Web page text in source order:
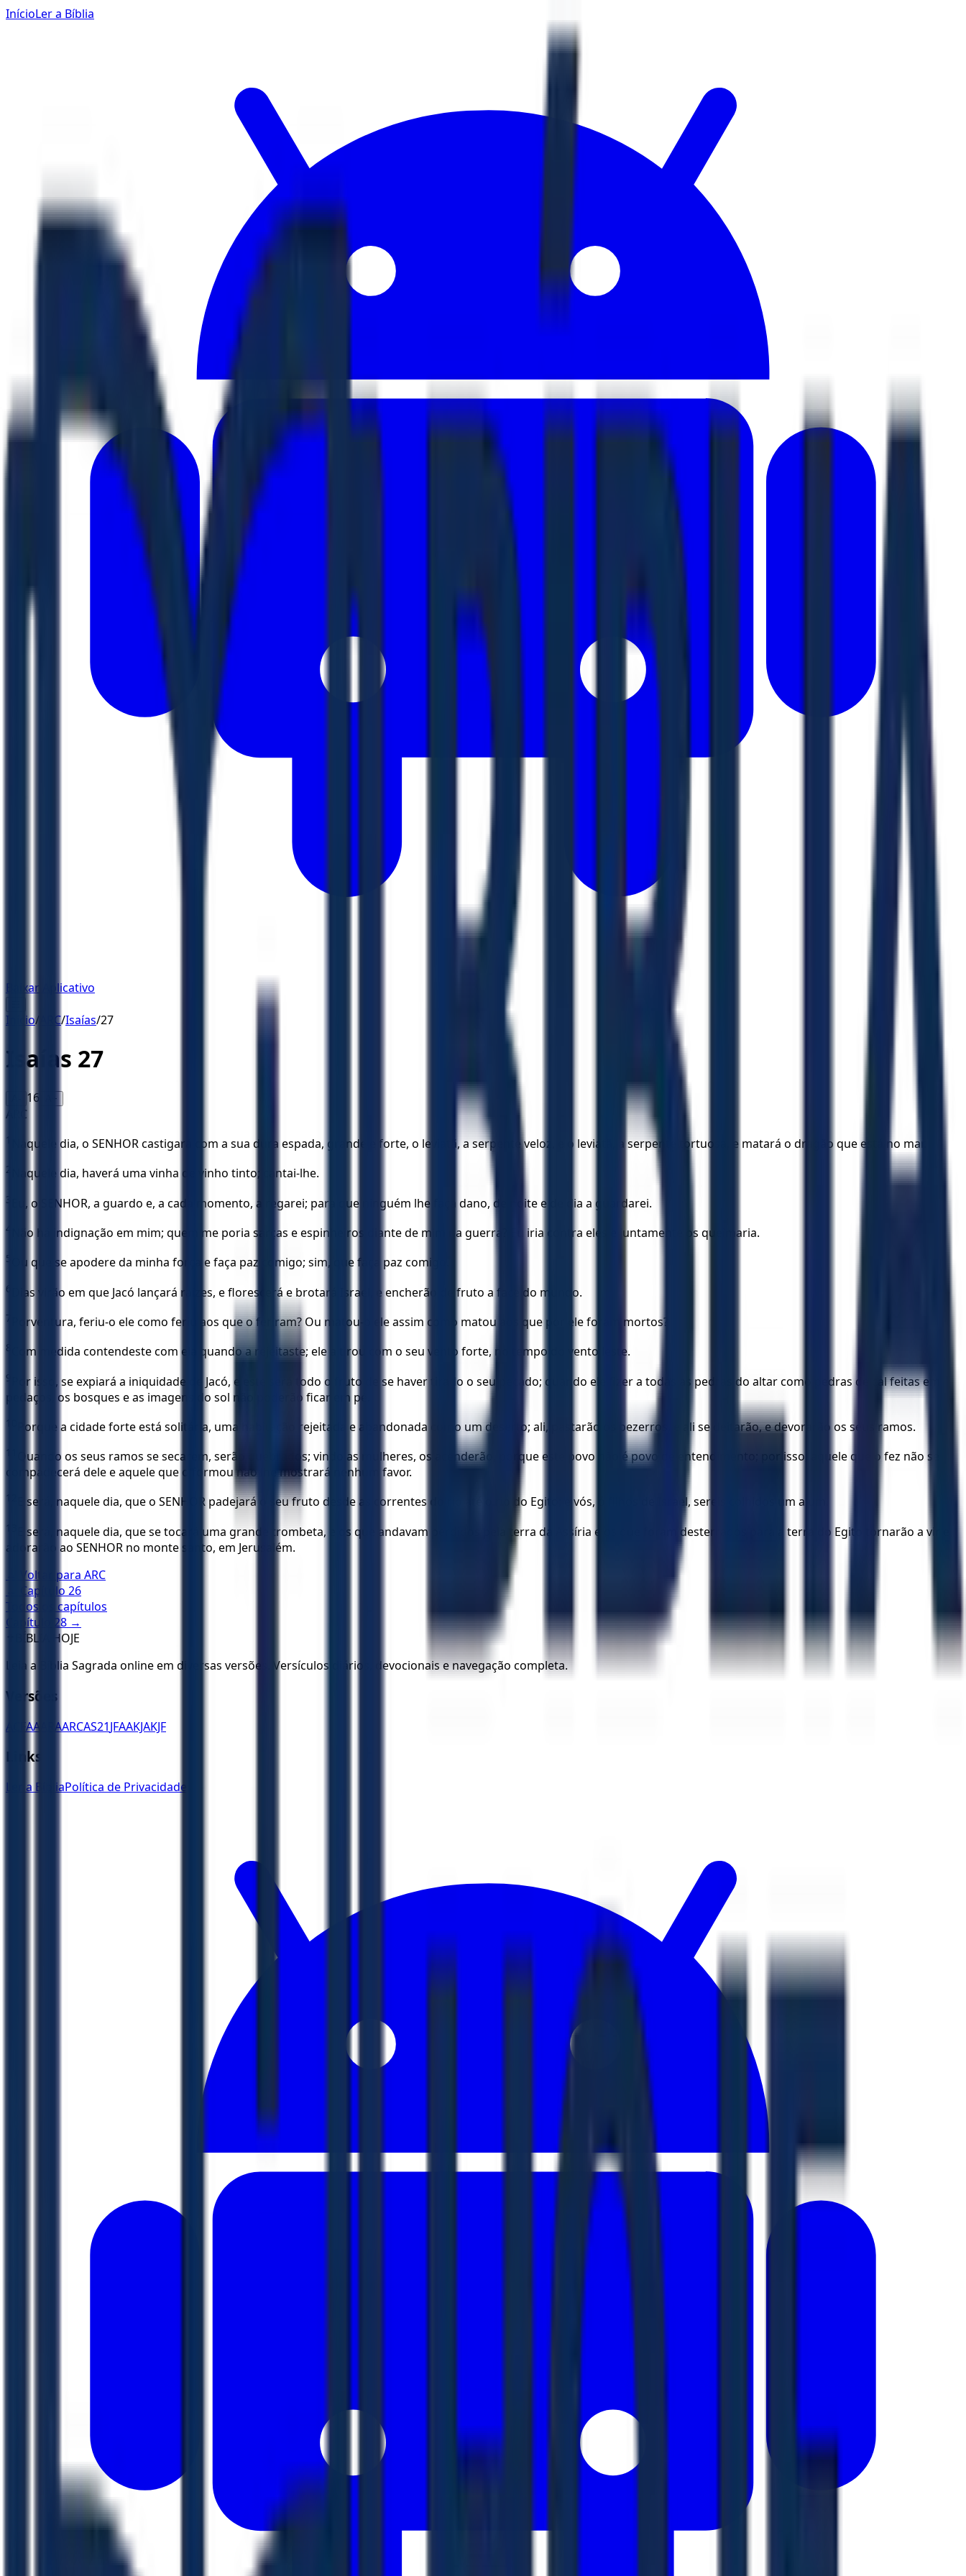
InícioLer a Bíblia
Baixar Aplicativo
Início/ ARC/Isaías/27
Isaías 27
16 A+
ARC
1 Naquele dia, o SENHOR castigará com a sua dura espada, grande e forte, o leviatã, a serpente veloz, e o leviatã, a serpente tortuosa, e matará o dragão que está no mar.
2 Naquele dia, haverá uma vinha de vinho tinto; cantai-lhe.
3 Eu, o SENHOR, a guardo e, a cada momento, a regarei; para que ninguém lhe faça dano, de noite e de dia a guardarei.
4 Não há indignação em mim; quem me poria sarças e espinheiros diante de mim na guerra? Eu iria contra eles e juntamente os queimaria.
5 Ou que se apodere da minha força e faça paz comigo; sim, que faça paz comigo.
6 Dias virão em que Jacó lançará raízes, e florescerá e brotará Israel, e encherão de fruto a face do mundo.
7 Porventura, feriu-o ele como feriu aos que o feriram? Ou matou-o ele assim como matou aos que por ele foram mortos?
8 Com medida contendeste com ela quando a rejeitaste; ele a tirou com o seu vento forte, no tempo do vento leste.
9
Por isso, se expiará a iniquidade de Jacó, e este será todo o fruto de se haver tirado o seu pecado; quando ele fizer a todas as pedras do altar como pedras de cal feitas em
pedaços, os bosques e as imagens do sol não poderão ficar em pé.
10 Porque a cidade forte está solitária, uma habitação rejeitada e abandonada como um deserto; ali, pastarão os bezerros, e ali se deitarão, e devorarão os seus ramos.
11
Quando os seus ramos se secarem, serão quebrados; vindo as mulheres, os acenderão, porque este povo não é povo de entendimento; por isso, aquele que o fez não se
compadecerá dele e aquele que o formou não lhe mostrará nenhum favor.
12 E será, naquele dia, que o SENHOR padejará o seu fruto desde as correntes do rio até o rio do Egito; e vós, ó filhos de Israel, sereis colhidos um a um.
13
E será, naquele dia, que se tocará uma grande trombeta, e os que andavam perdidos pela terra da Assíria e os que foram desterrados para a terra do Egito tornarão a vir e
adorarão ao SENHOR no monte santo, em Jerusalém.
← Voltar para ARC
← Capítulo 26
Todos os capítulos
Capítulo
28 →
BÍBLIA HOJE
Leia a Bíblia Sagrada online em diversas versões. Versículos diários, devocionais e navegação completa.
Versões
ACFAA ARAARCAS21JFAAKJAKJF
Links
Ler a BíbliaPolítica de Privacidade